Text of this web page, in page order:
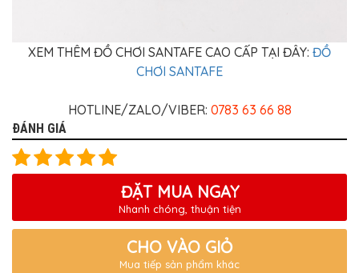
XEM THÊM ĐỒ CHƠI SANTAFE CAO CẤP TẠI ĐÂY: ĐỒ
CHƠI SANTAFE
HOTLINE/ZALO/VIBER: 0783 63 66 88
ĐÁNH GIÁ
ĐẶT MUA NGAY
Nhanh chóng, thuận tiện
CHO VÀO GIỎ
Mua tiếp sản phẩm khác